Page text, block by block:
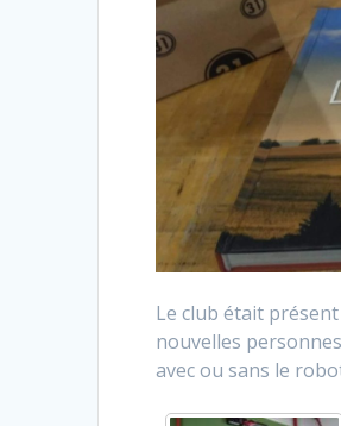
Le club était
nouvelles
avec ou sans le